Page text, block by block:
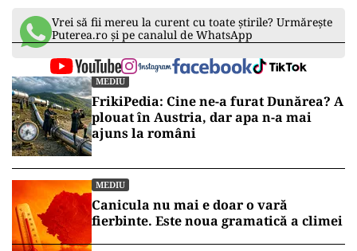
Vrei să fii mereu la curent cu toate știrile? Urmărește
Puterea.ro și pe canalul de WhatsApp
MEDIU
FrikiPedia: Cine ne-a furat Dunărea? A
plouat în Austria, dar apa n-a mai
ajuns la români
MEDIU
Canicula nu mai e doar o vară
fierbinte. Este noua gramatică a climei